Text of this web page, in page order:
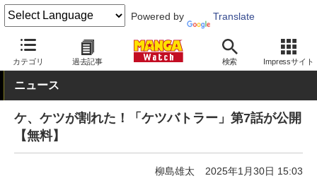
Powered by Translate
カテゴリ 過去記事 検索 Impressサイト
MANGA Watch Web/アプリ 週刊コロコロコミック
ニュース
ケ、ケツが割れた！「ケツバトラー」第7話が公開
【無料】
柳島雄太 2025年1月30日 15:03